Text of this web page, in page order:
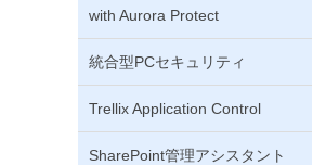
with Aurora Protect
統合型PCセキュリティ
Trellix Application Control
SharePoint管理アシスタント